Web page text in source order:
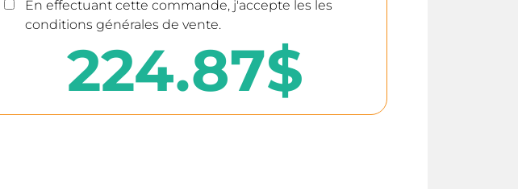
En effectuant cette commande, j'accepte les les
conditions générales de vente.
224.87$